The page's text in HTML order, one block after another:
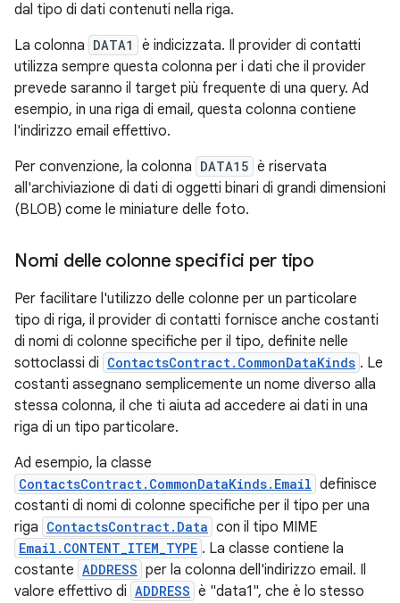
dal tipo di dati contenuti nella riga.
La colonna DATA1
è indicizzata. Il provider di contatti
utilizza sempre questa colonna per i dati che il provider
prevede saranno il target più frequente di una query. Ad
esempio, in una riga di email, questa colonna contiene
l'indirizzo email effettivo.
Per convenzione, la colonna DATA15 è riservata
all'archiviazione di dati di oggetti binari di grandi dimensioni
(BLOB) come le miniature delle foto.
Nomi delle colonne specifici per tipo
Per facilitare l'utilizzo delle colonne per un particolare
tipo di riga, il provider di contatti fornisce anche costanti
di nomi di colonne specifiche per il tipo, definite nelle
sottoclassi di ContactsContract.CommonDataKinds . Le
costanti assegnano semplicemente un nome diverso alla
stessa colonna, il che ti aiuta ad accedere ai dati in una
riga di un tipo particolare.
Ad esempio, la classe
ContactsContract.CommonDataKinds.Email definisce
costanti di nomi di colonne specifiche per il tipo per una
riga ContactsContract.Data con il tipo MIME
Email.CONTENT_ITEM_TYPE . La classe contiene la
costante ADDRESS per la colonna dell'indirizzo email. Il
valore effettivo di ADDRESS è "data1", che è lo stesso